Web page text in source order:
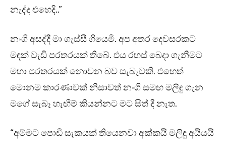
නැද්ද එහෙදි..”
නංගි අසද්දී මා ගැස්සී ගියෙමි. අප අතර දෙවසරකට
මඳක් වැඩි පරතරයක් තිබේ. එය රහස් බෙදා ගැනීමට
මහා පරතරයක් නොවන බව සැබෑවකි. එහෙත්
මොනම කාරණාවක් නිසාවත් නංගි සමඟ මලිඳු ගැන
මගේ සැබෑ හැඟීම් කියන්නට මට සිත් දී නැත.
“අම්මට පොඩි සැකයක් තියෙනවා අක්කයි මලිඳු අයියයි